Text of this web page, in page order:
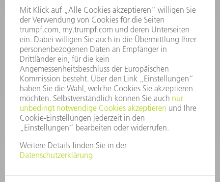
Häufig gestellte Fragen
Allgemeine Geschäftsbedingungen
KONTAKT
After Sales
+43722160396550
Mo - Do: 08:00 -17:30 Uhr
Fr: 08:00 -16:30 Uhr
ersatzteile@at.trumpf.com